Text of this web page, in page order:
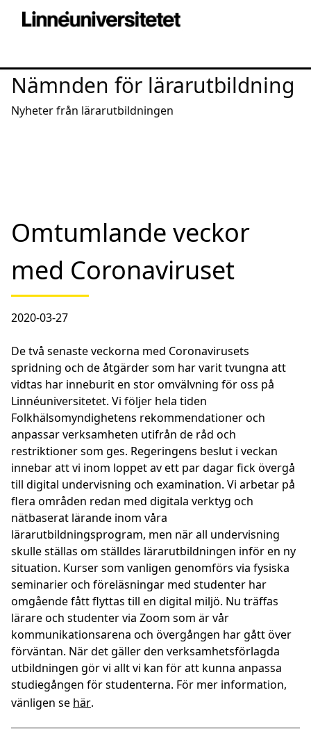
Nämnden för lärarutbildning
Nyheter från lärarutbildningen
Omtumlande veckor
med Coronaviruset
2020-03-27
De två senaste veckorna med Coronavirusets
spridning och de åtgärder som har varit tvungna att
vidtas har inneburit en stor omvälvning för oss på
Linnéuniversitetet. Vi följer hela tiden
Folkhälsomyndighetens rekommendationer och
anpassar verksamheten utifrån de råd och
restriktioner som ges. Regeringens beslut i veckan
innebar att vi inom loppet av ett par dagar fick övergå
till digital undervisning och examination. Vi arbetar på
flera områden redan med digitala verktyg och
nätbaserat lärande inom våra
lärarutbildningsprogram, men när all undervisning
skulle ställas om ställdes lärarutbildningen inför en ny
situation. Kurser som vanligen genomförs via fysiska
seminarier och föreläsningar med studenter har
omgående fått flyttas till en digital miljö. Nu träffas
lärare och studenter via Zoom som är vår
kommunikationsarena och övergången har gått över
förväntan. När det gäller den verksamhetsförlagda
utbildningen gör vi allt vi kan för att kunna anpassa
studiegången för studenterna. För mer information,
vänligen se här.